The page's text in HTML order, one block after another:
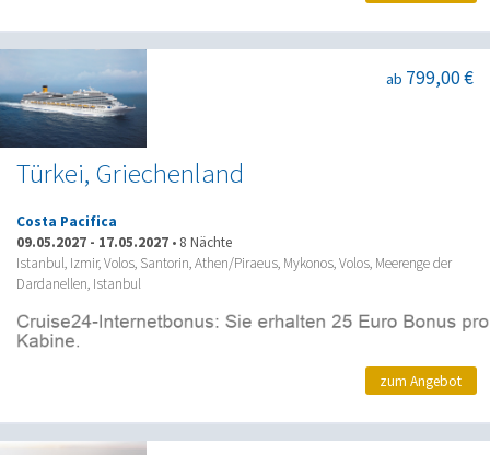
Türkei, Griechenland
ab 799,00 €
Costa Pacifica
09.05.2027 - 17.05.2027 • 8 Nächte
Istanbul, Izmir, Volos, Santorin, Athen/Piraeus, Mykonos, Volos, Meerenge der
Dardanellen, Istanbul
zum Angebot